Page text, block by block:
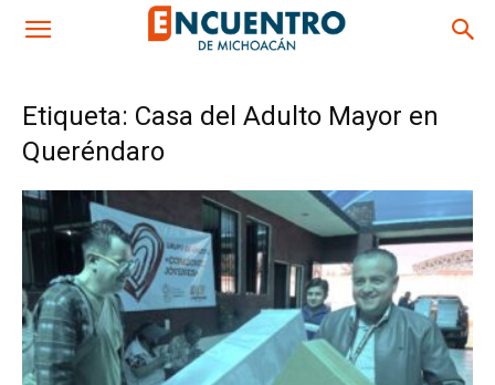
Etiqueta: Casa del Adulto Mayor en
Queréndaro